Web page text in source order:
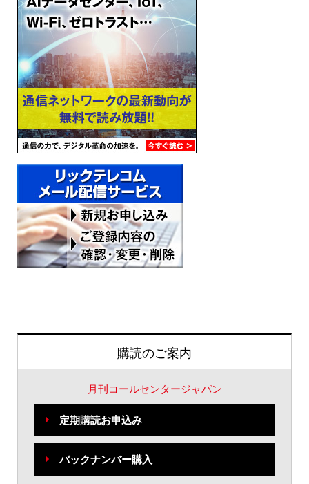
購読のご案内
月刊コールセンタージャパン
定期購読お申込み
バックナンバー購入